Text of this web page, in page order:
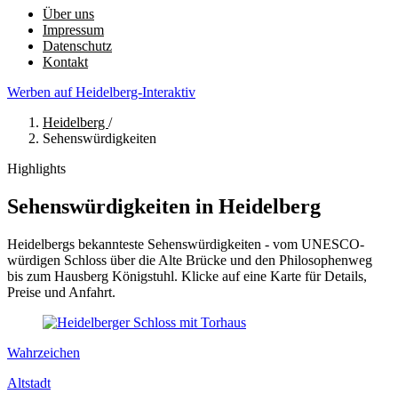
Über uns
Impressum
Datenschutz
Kontakt
Werben auf Heidelberg-Interaktiv
Heidelberg /
Sehenswürdigkeiten
Highlights
Sehenswürdigkeiten in Heidelberg
Heidelbergs bekannteste Sehenswürdigkeiten - vom UNESCO-
würdigen Schloss über die Alte Brücke und den Philosophenweg
bis zum Hausberg Königstuhl. Klicke auf eine Karte für Details,
Preise und Anfahrt.
Wahrzeichen
Altstadt